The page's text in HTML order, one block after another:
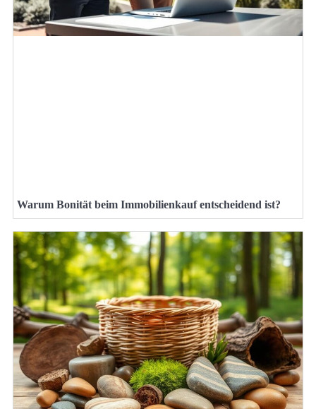
Warum Bonität beim Immobilienkauf entscheidend ist?